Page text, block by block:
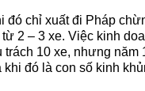
đó chỉ xuất đi Pháp
2 – 3 xe. Việc kinh
10 xe, nhưng
đó là con số kinh